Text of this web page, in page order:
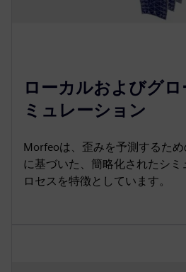
ローカルおよびグ
ミュレーション
Morfeoは、歪みを予測するた
に基づいた、簡略化されたシ
ロセスを特徴としています。